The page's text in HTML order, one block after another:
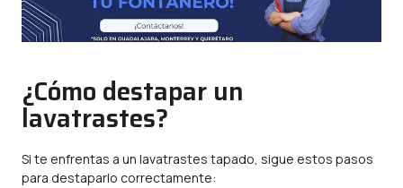
¿Cómo destapar un
lavatrastes?
Si te enfrentas a un lavatrastes tapado, sigue estos pasos
para destaparlo correctamente: